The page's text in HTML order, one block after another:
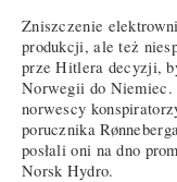
Zniszczenie
produkcji, ale też
prze Hitlera decyzji,
Norwegii do Niemiec.
norwescy
porucznika
posłali oni na dno
Norsk Hydro.